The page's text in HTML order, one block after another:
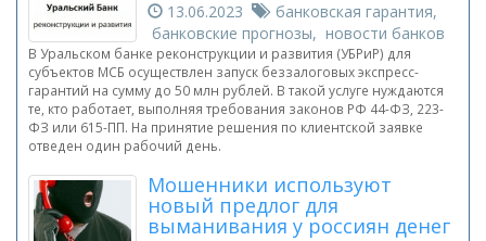
13.06.2023
банковская гарантия,
банковские прогнозы, новости банков
В Уральском банке реконструкции и развития (УБРиР) для
субъектов МСБ осуществлен запуск беззалоговых экспресс-
гарантий на сумму до 50 млн рублей. В такой услуге нуждаются
те, кто работает, выполняя требования законов РФ 44-ФЗ, 223-
ФЗ или 615-ПП. На принятие решения по клиентской заявке
отведен один рабочий день.
Мошенники используют
новый предлог для
выманивания у россиян денег